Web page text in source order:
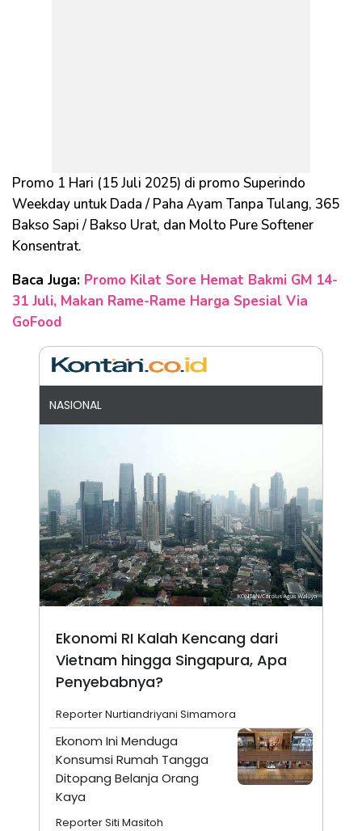
Promo 1 Hari (15 Juli 2025) di promo Superindo
Weekday untuk Dada / Paha Ayam Tanpa Tulang, 365
Bakso Sapi / Bakso Urat, dan Molto Pure Softener
Konsentrat.
Baca Juga: Promo Kilat Sore Hemat Bakmi GM 14-
31 Juli, Makan Rame-Rame Harga Spesial Via
GoFood
NASIONAL
Ekonomi RI Kalah Kencang dari
Vietnam hingga Singapura, Apa
Penyebabnya?
Reporter Nurtiandriyani Simamora
Ekonom Ini Menduga
Konsumsi Rumah Tangga
Ditopang Belanja Orang
Kaya
Reporter Siti Masitoh